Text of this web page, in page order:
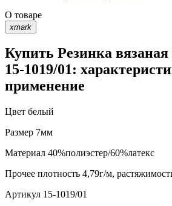
О товаре
xmark
Купить Резинка
15-1019/01:
применение
Цвет белый
Размер 7мм
Материал 40%полиэстер/60%латекс
Прочее плотность 4,79г/м,
Артикул 15-1019/01